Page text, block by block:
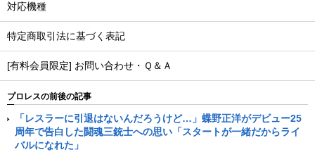
対応機種
特定商取引法に基づく表記
[有料会員限定] お問い合わせ・Ｑ＆Ａ
プロレスの前後の記事
「レスラーに引退はないんだろうけど…」蝶野正洋がデビュー25
周年で告白した闘魂三銃士への思い「スタートが一緒だからライ
バルになれた」